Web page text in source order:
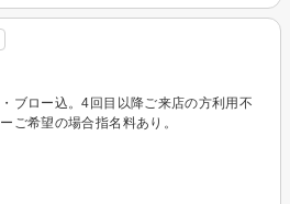
ブロー込。4回目以降ご来店の方利用不
ご希望の場合指名料あり。